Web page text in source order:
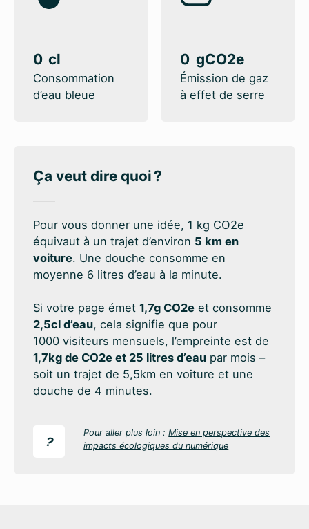
0
Consommation
d’eau bleue
0
Émission de gaz
à effet de serre
Ça veut dire quoi ?
Pour vous donner une idée, 1 kg CO2e
équivaut à un trajet d’environ 5 km en
voiture. Une douche consomme en
moyenne 6 litres d’eau à la minute.
Si votre page émet 1,7g CO2eet consomme
2,5cl d’eau, cela signifie que pour
1000 visiteurs mensuels, l’empreinte est de
1,7kg de CO2e et 25 litres d’eaupar mois –
soit un trajet de 5,5km en voiture et une
douche de 4 minutes.
?
Pour aller plus loin :Mise en perspective des
impacts écologiques du numérique